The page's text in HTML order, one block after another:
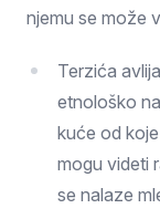
njemu se može
Terzića
etnološko
kuće od
mogu videti
se nalaze